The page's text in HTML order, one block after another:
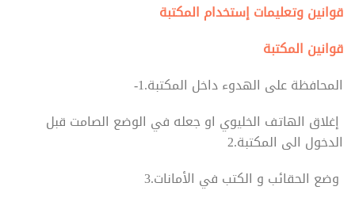
قوانين وتعليمات إستخدام المكتبة
قوانين المكتبة
المحافظة على الهدوء داخل المكتبة.1-
إغلاق الهاتف الخليوي او جعله في الوضع الصامت قبل
الدخول الى المكتبة.2
وضع الحقائب و الكتب في الأمانات.3